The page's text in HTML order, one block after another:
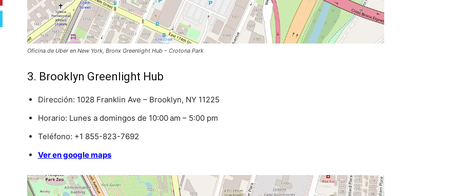
Oficina de Uber en New York, Bronx Greenlight Hub – Crotona Park
3. Brooklyn Greenlight Hub
Dirección: 1028 Franklin Ave – Brooklyn, NY 11225
Horario: Lunes a domingos de 10:00 am – 5:00 pm
Teléfono: +1 855-823-7692
Ver en google maps